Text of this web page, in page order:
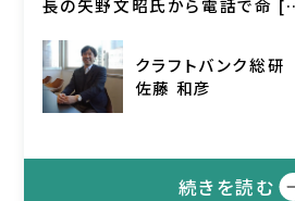
長の矢野文昭氏から電話で命
クラフトバンク総研
佐藤 和彦
続きを読む